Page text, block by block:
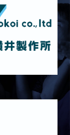
郎
載／サポ